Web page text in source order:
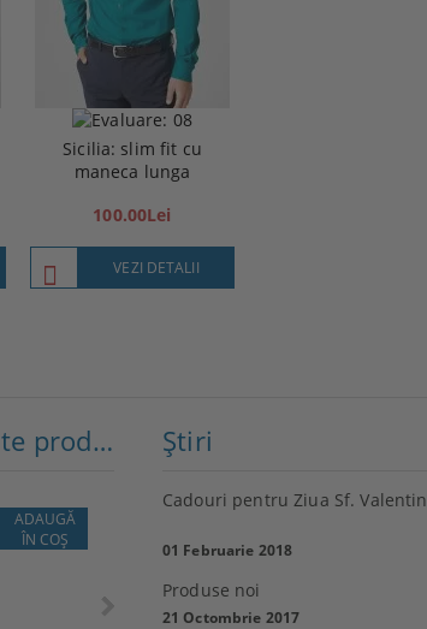
Sicilia: slim fit cu
maneca lunga
100.00Lei
VEZI DETALII
Cele mai vândute produse
ADAUGĂ
ÎN COŞ
P1M
359.10Lei
399.00Lei
Ştiri
Cadouri pentru Ziua Sf. Valentin
01 Februarie 2018
Produse noi
21 Octombrie 2017